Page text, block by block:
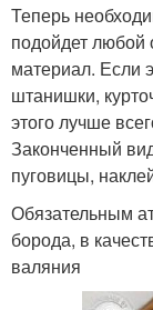
Теперь
подойдет любой
материал. Если
штанишки,
этого лучше
Законченный
пуговицы,
Обязательным
борода, в
валяния